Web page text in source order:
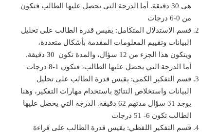
هي 30 دقيقة. أما الدرجة التي يحصل عليها الطالب فتكون
من 0-6 درجات
قسم الاستدلال المتكامل: يقيس قدرة الطالب على تحليل
البيانات وتقييم المعلومات المقدمة بأشكال متعددة،
ويتكون هذا الجزء من 12 سؤال، والمدة تكون 30 دقيقة.
أما الدرجة التي يحصل عليها الطالب، فتكون 1-8 درجات
قسم التفكير الكمي: يقيس قدرة الطالب على تحليل
البيانات واستخلاص النتائج باستخدام مهارات التفكير، وهنا
يوجد 31 سؤال مدتهم 62 دقيقة. الدرجة التي يحصل عليها
الطالب تكون 6- 51 درجات
قسم التفكير اللفظي: يقيس قدرة الطالب على قراءة